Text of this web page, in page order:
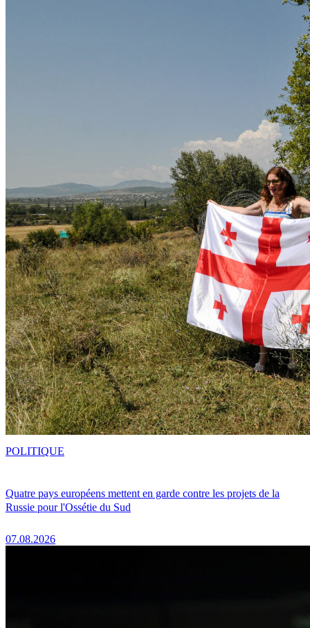
Quatre pays européens mettent en garde contre les projets de la
Russie pour l'Ossétie du Sud
07.08.2026
POLITIQUE